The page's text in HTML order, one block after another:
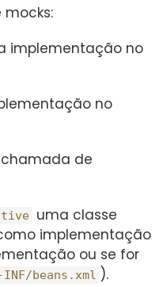
mocks:
implementação no
no
chamada de
uma classe
implementação
ou se for
INF/beans.xml ).